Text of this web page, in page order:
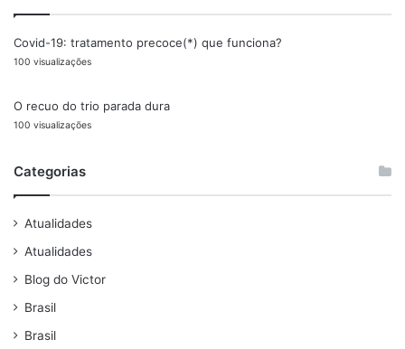
Covid-19: tratamento precoce(*) que funciona?
100 visualizações
O recuo do trio parada dura
100 visualizações
Categorias
Atualidades
Atualidades
Blog do Victor
Brasil
Brasil